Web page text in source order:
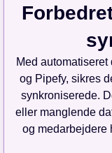
Med
og Pipefy, sikres
synkroniserede.
eller manglende
og medarbejdere